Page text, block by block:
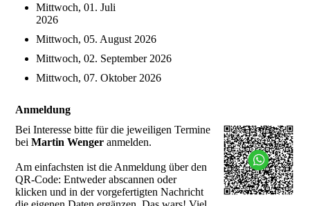
Mittwoch, 01. Juli
2026
Mittwoch, 05. August 2026
Mittwoch, 02. September 2026
Mittwoch, 07. Oktober 2026
Anmeldung
Bei Interesse bitte für die jeweiligen Termine
beiMartin Wenger anmelden.
Am einfachsten ist die Anmeldung über den
QR-Code: Entweder abscannen oder
klicken und in der vorgefertigten Nachricht